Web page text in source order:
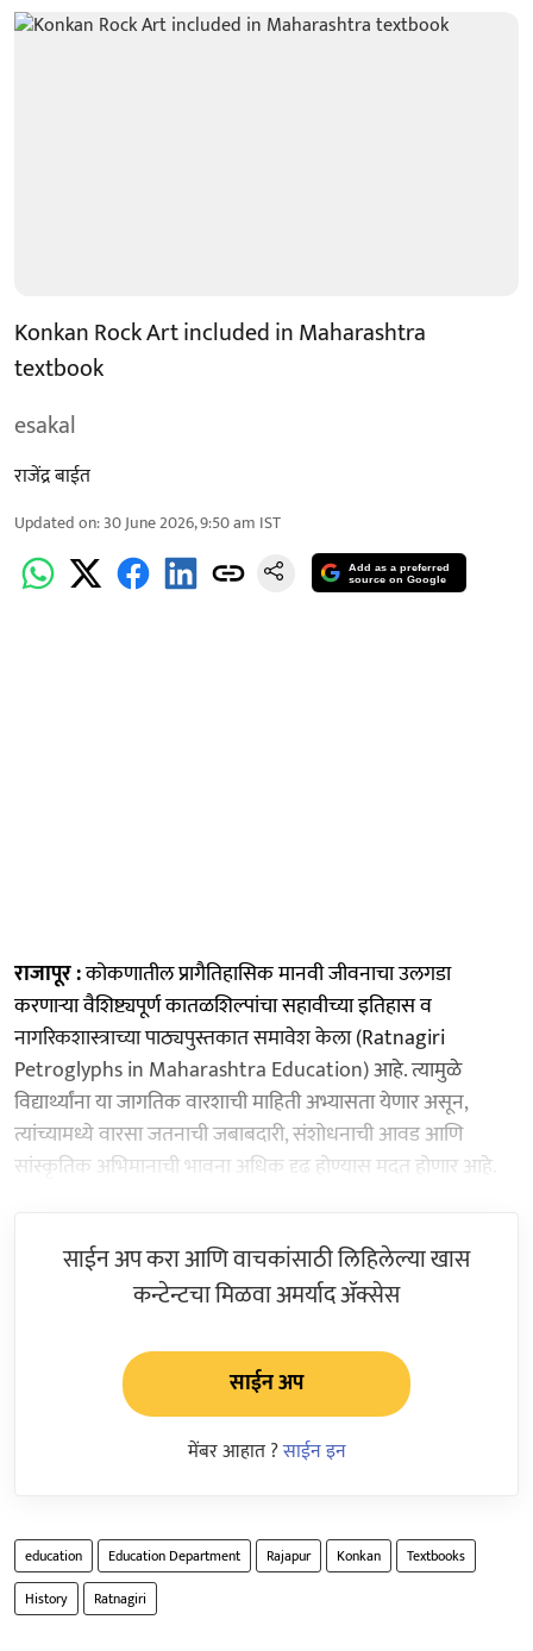
Konkan Rock Art included in Maharashtra
textbook
esakal
राजेंद्र बाईत
Updated on:30 June 2026, 9:50 am IST
Add as a preferred
source on Google
राजापूर :कोकणातील प्रागैतिहासिक मानवी जीवनाचा उलगडा
करणाऱ्या वैशिष्ट्यपूर्ण कातळशिल्पांचा सहावीच्या इतिहास व
नागरिकशास्त्राच्या पाठ्यपुस्तकात समावेश केला (Ratnagiri
Petroglyphs in Maharashtra Education) आहे. त्यामुळे
विद्यार्थ्यांना या जागतिक वारशाची माहिती अभ्यासता येणार असून,
त्यांच्यामध्ये वारसा जतनाची जबाबदारी, संशोधनाची आवड आणि
सांस्कृतिक अभिमानाची भावना अधिक दृढ होण्यास मदत होणार आहे.
साईन अप करा आणि वाचकांसाठी लिहिलेल्या खास
कन्टेन्टचा मिळवा अमर्याद ॲक्सेस
साईन अप
मेंबर आहात ?साईन इन
education Education Department Rajapur Konkan
Textbooks
History
Ratnagiri